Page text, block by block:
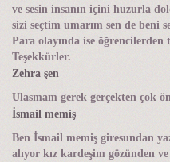
ve sesin insanın içini huzurla
sizi seçtim umarım sen de beni
Para olayında ise
Teşekkürler.
Zehra şen
Ulasmam gerek gerçekten çok
İsmail memiş
Ben İsmail memiş giresundan
alıyor kız kardeşim gözünden